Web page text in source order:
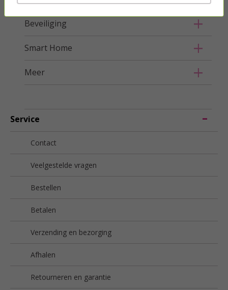
Beveiliging
Smart Home
Meer
Service
Contact
Veelgestelde vragen
Bestellen
Betalen
Verzending en bezorging
Afhalen
Retourneren en garantie